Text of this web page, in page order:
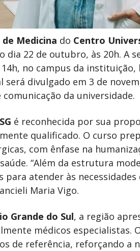
Medicina do Centro
dia 22 de outubro, às 20h. A
no campus da instituição,
será divulgado em 3 de
comunicação da universidade.
é reconhecida por sua
qualificado. O curso
com ênfase na
“Além da estrutura
atender às necessidades
Maria Vigo.
Grande do Sul, a região
médicos especialistas.
de referência, reforçando a